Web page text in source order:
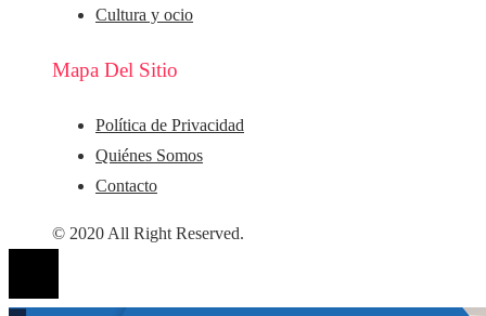
Cultura y ocio
Mapa Del Sitio
Política de Privacidad
Quiénes Somos
Contacto
© 2020 All Right Reserved.